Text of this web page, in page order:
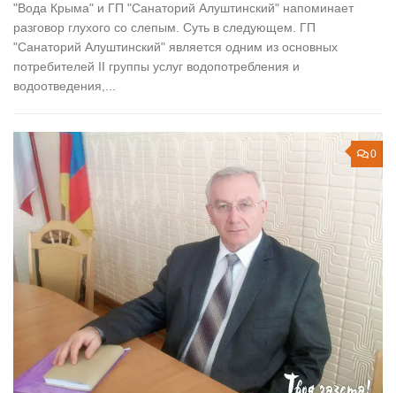
"Вода Крыма" и ГП "Санаторий Алуштинский" напоминает
разговор глухого со слепым. Суть в следующем. ГП
"Санаторий Алуштинский" является одним из основных
потребителей II группы услуг водопотребления и
водоотведения,...
0